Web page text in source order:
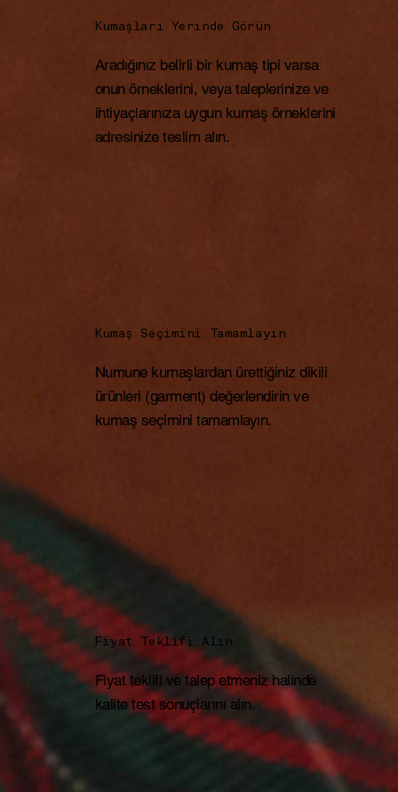
Kumaşları Yerinde Görün
Aradığınız belirli bir kumaş tipi varsa
onun örneklerini, veya taleplerinize ve
ihtiyaçlarınıza uygun kumaş örneklerini
adresinize teslim alın.
Kumaş Seçimini Tamamlayın
Numune kumaşlardan ürettiğiniz dikili
ürünleri (garment) değerlendirin ve
kumaş seçimini tamamlayın.
Fiyat Teklifi Alın
Fiyat teklifi ve talep etmeniz halinde
kalite test sonuçlarını alın.